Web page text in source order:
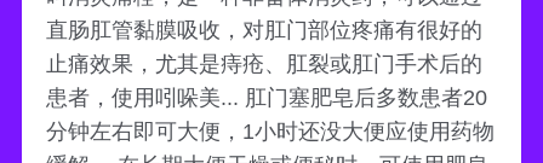
直肠肛管黏膜吸收，对肛门部位疼痛有很好的
止痛效果，尤其是痔疮、肛裂或肛门手术后的
患者，使用吲哚美... 肛门塞肥皂后多数患者20
分钟左右即可大便，1小时还没大便应使用药物